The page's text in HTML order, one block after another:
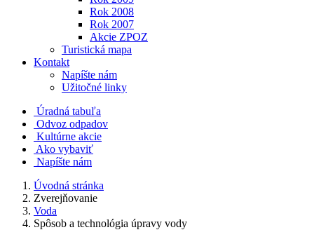
Rok 2008
Rok 2007
Akcie ZPOZ
Turistická mapa
Kontakt
Napíšte nám
Užitočné linky
Úradná tabuľa
Odvoz odpadov
Kultúrne akcie
Ako vybaviť
Napíšte nám
Úvodná stránka
Zverejňovanie
Voda
Spôsob a technológia úpravy vody